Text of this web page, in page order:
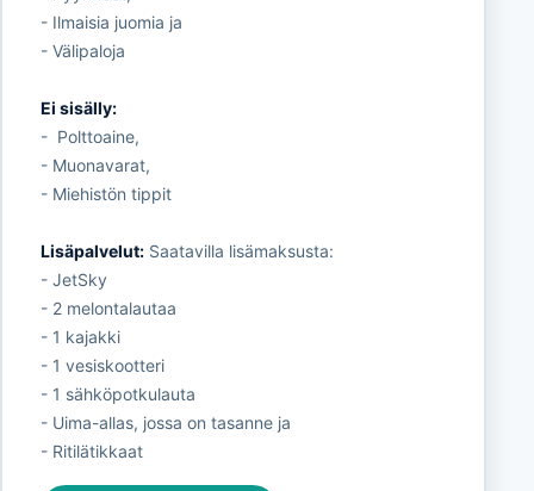
- Ilmaisia juomia ja
- Välipaloja
Ei sisälly:
- Polttoaine,
- Muonavarat,
- Miehistön tippit
Lisäpalvelut:Saatavilla lisämaksusta:
- JetSky
- 2 melontalautaa
- 1 kajakki
- 1 vesiskootteri
- 1 sähköpotkulauta
- Uima-allas, jossa on tasanne ja
- Ritilätikkaat